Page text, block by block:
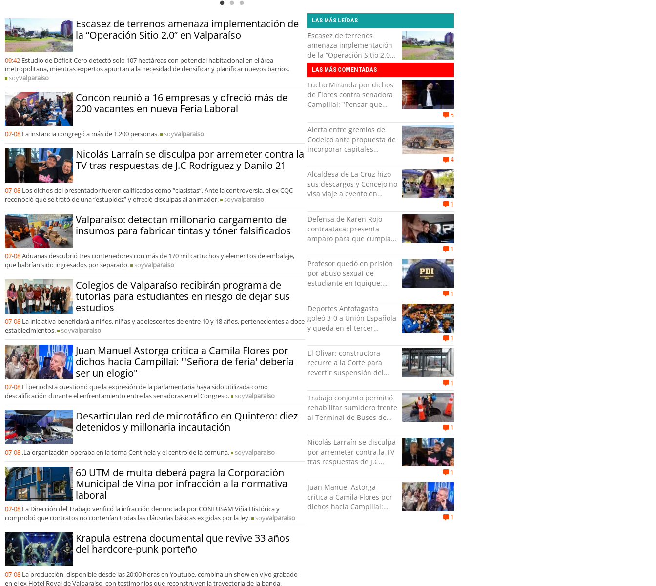
Escasez de terrenos amenaza implementación de
la “Operación Sitio 2.0” en Valparaíso
09:42 Estudio de Déficit Cero detectó solo 107 hectáreas con potencial habitacional en el área
metropolitana, mientras expertos apuntan a la necesidad de densificar y planificar nuevos barrios.
soyvalparaiso
Concón reunió a 16 empresas y ofreció más de
200 vacantes en nueva Feria Laboral
07-08 La instancia congregó a más de 1.200 personas. soyvalparaiso
Nicolás Larraín se disculpa por arremeter contra la
TV tras respuestas de J.C Rodríguez y Danilo 21
07-08 Los dichos del presentador fueron calificados como “clasistas”. Ante la controversia, el ex CQC
reconoció que se trató de una “estupidez” y ofreció disculpas al animador.
soyvalparaiso
Valparaíso: detectan millonario cargamento de
insumos para fabricar tintas y tóner falsificados
07-08Aduanas descubrió tres contenedores con más de 170 mil cartuchos y elementos de embalaje,
que habrían sido ingresados por separado.
soyvalparaiso
Colegios de Valparaíso recibirán programa de
tutorías para estudiantes en riesgo de dejar sus
estudios
07-08 La iniciativa beneficiará a niños, niñas y adolescentes de entre 10 y 18 años, pertenecientes a doce
establecimientos.
soyvalparaiso
Juan Manuel Astorga critica a Camila Flores por
dichos hacia Campillai: "'Señora de feria' debería
ser un elogio"
07-08 El periodista cuestionó que la expresión de la parlamentaria haya sido utilizada como
descalificación durante el enfrentamiento entre las senadoras en el Congreso.
soyvalparaiso
Desarticulan red de microtáfico en Quintero: diez
detenidos y millonaria incautación
07-08 .La organización operaba en la toma Centinela y el centro de la comuna. soyvalparaiso
60 UTM de multa deberá pagra la Corporación
Municipal de Viña por infracción a la normativa
laboral
07-08 La Dirección del Trabajo verificó la infracción denunciada por CONFUSAM Viña Histórica y
comprobó que contratos no contenían todas las cláusulas básicas exigidas por la ley.
soyvalparaiso
Krapula estrena documental que revive 33 años
del hardcore-punk porteño
07-08 La producción, disponible desde las 20:00 horas en Youtube, combina un show en vivo grabado
en el ex Hotel Royal de Valparaíso, con testimonios que reconstruyen la trayectoria de la banda.
LAS MÁS LEÍDAS
Escasez de terrenos
amenaza implementación
de la “Operación Sitio 2.0”
en Valparaíso
LAS MÁS COMENTADAS
Lucho Miranda por dichos
de Flores contra senadora
Campillai: "Pensar que
es una forma de quitar
dignidad"
5
Alerta entre gremios de
Codelco ante propuesta de
incorporar capitales
4
Alcaldesa de La Cruz hizo
sus descargos y Concejo no
visa viaje a evento en
grabación con abuso
sexual infantil
1
Defensa de Karen Rojo
contraataca: presenta
amparo para que cumpla
libertad
1
Profesor quedó en prisión
por abuso sexual de
estudiante en Iquique:
1
Deportes Antofagasta
goleó 3-0 a Unión Española
y queda en el tercer
Ascenso
1
El Olivar: constructora
recurre a la Corte para
revertir suspensión del
1
Trabajo conjunto permitió
rehabilitar sumidero frente
al Terminal de Buses de
1
Nicolás Larraín se disculpa
por arremeter contra la TV
tras respuestas de J.C
1
Juan Manuel Astorga
critica a Camila Flores por
dichos hacia Campillai:
1